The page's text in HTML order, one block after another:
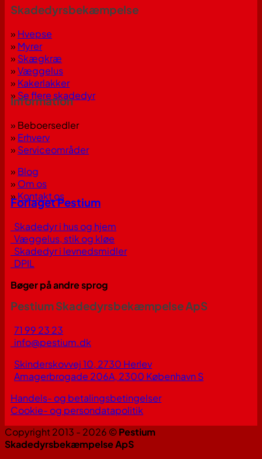
Skadedyrsbekæmpelse
» Hvepse
» Myrer
» Skægkræ
»Væggelus
» Kakerlakker
» Se flere skadedyr
Information
» Beboersedler
» Erhverv
» Serviceområder
» Blog
» Om os
»Kontakt os
Forlaget Pestium
Skadedyr i hus og hjem
Væggelus, stik og kløe
Skadedyr i levnedsmidler
DPIL
Bøger på andre sprog
Pestium Skadedyrsbekæmpelse ApS
71 99 23 23
info@pestium.dk
Skinderskovvej 10, 2730 Herlev
Amagerbrogade 206A, 2300 København S
Handels- og betalingsbetingelser
Cookie- og persondatapolitik
Copyright 2013 - 2026 ©Pestium
Skadedyrsbekæmpelse ApS